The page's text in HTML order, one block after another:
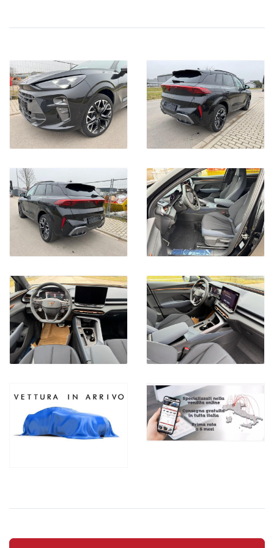
realtà aumentata
cieco)
-Lane assist (sistema di mantenimento della corsia)Lane assist
(sistema di mantenimento della corsia)--Con sistema di
sicurezza ampliato (sistema proattivo di protezione degli
occupanti)Con sistema di sicurezza ampliato (sistema
proattivo di protezione degli occupanti)
NAVIGATION SYSTEM
ESTENSIONE GARANZIA ULTERIORE 3 ANNI
DETTAGLIO OFFERTA:
60.455,00 Euro
SENZA PROMO CARFORAUTO EASY & SAFE :45.990,00 Euro
CON PROMO CARFORAUTO EASY & SAFE Euro 43.990,00
(offerta valida con sottoscrizione dei servizi finanziari e
Ipt/immatricolazioni esclusi